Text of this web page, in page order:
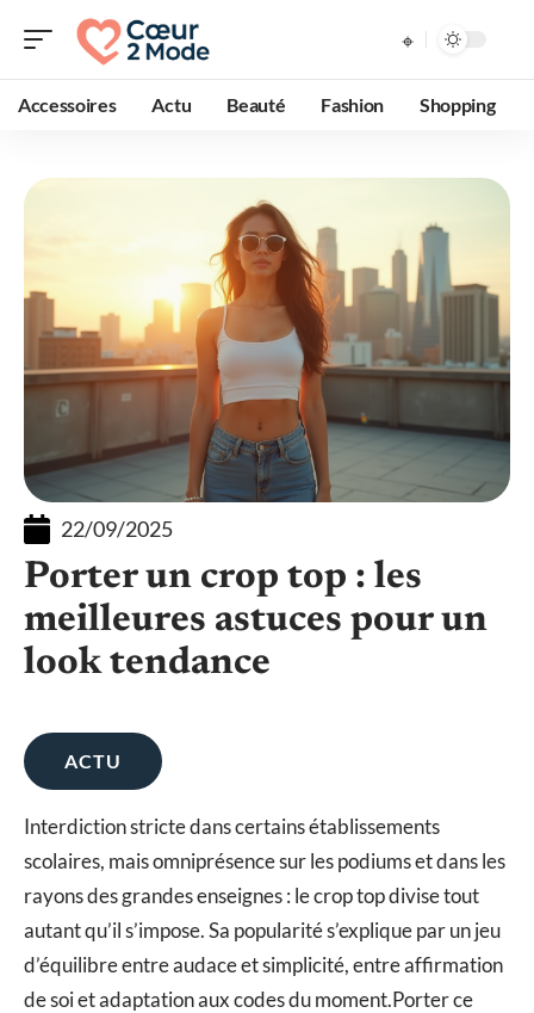
Accessoires Actu Beauté Fashion Shopping
22/09/2025
Porter un crop top : les
meilleures astuces pour un
look tendance
ACTU
Interdiction stricte dans certains établissements
scolaires, mais omniprésence sur les podiums et dans les
rayons des grandes enseignes : le crop top divise tout
autant qu’il s’impose. Sa popularité s’explique par un jeu
d’équilibre entre audace et simplicité, entre affirmation
de soi et adaptation aux codes du moment.Porter ce